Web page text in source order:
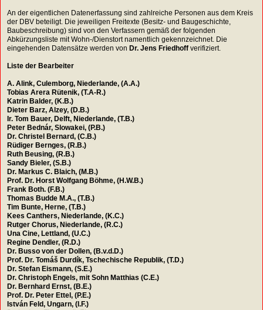
An der eigentlichen Datenerfassung sind zahlreiche Personen aus dem Kreis
der DBV beteiligt. Die jeweiligen Freitexte (Besitz- und Baugeschichte,
Baubeschreibung) sind von den Verfassern gemäß der folgenden
Abkürzungsliste mit Wohn-/Dienstort namentlich gekennzeichnet. Die
eingehenden Datensätze werden vonDr. Jens Friedhoff verifiziert.
Liste der Bearbeiter
A. Alink, Culemborg, Niederlande, (A.A.)
Tobias Arera Rütenik, (T.A-R.)
Katrin Balder, (K.B.)
Dieter Barz, Alzey, (D.B.)
Ir. Tom Bauer, Delft, Niederlande, (T.B.)
Peter Bednár, Slowakei, (P.B.)
Dr. Christel Bernard, (C.B.)
Rüdiger Bernges, (R.B.)
Ruth Beusing, (R.B.)
Sandy Bieler, (S.B.)
Dr. Markus C. Blaich, (M.B.)
Prof. Dr. Horst Wolfgang Böhme, (H.W.B.)
Frank Both. (F.B.)
Thomas Budde M.A., (T.B.)
Tim Bunte, Herne, (T.B.)
Kees Canthers, Niederlande, (K.C.)
Rutger Chorus, Niederlande, (R.C.)
Una Cine, Lettland, (U.C.)
Regine Dendler, (R.D.)
Dr. Busso von der Dollen, (B.v.d.D.)
Prof. Dr. Tomáš Durdík, Tschechische Republik, (T.D.)
Dr. Stefan Eismann, (S.E.)
Dr. Christoph Engels, mit Sohn Matthias (C.E.)
Dr. Bernhard Ernst, (B.E.)
Prof. Dr. Peter Ettel, (P.E.)
István Feld, Ungarn, (I.F.)